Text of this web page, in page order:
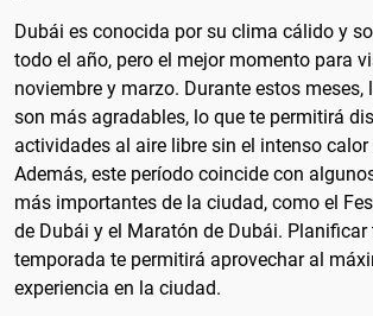
Dubái es conocida por su clima cálido y
todo el año, pero el mejor momento para
noviembre y marzo. Durante estos meses,
son más agradables, lo que te permitirá
actividades al aire libre sin el intenso calor
Además, este período coincide con
más importantes de la ciudad, como el
de Dubái y el Maratón de Dubái. Planificar
temporada te permitirá aprovechar al
experiencia en la ciudad.